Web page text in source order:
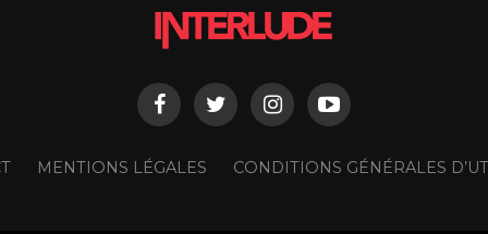
MENTIONS LÉGALES CONDITIONS GÉNÉRALES